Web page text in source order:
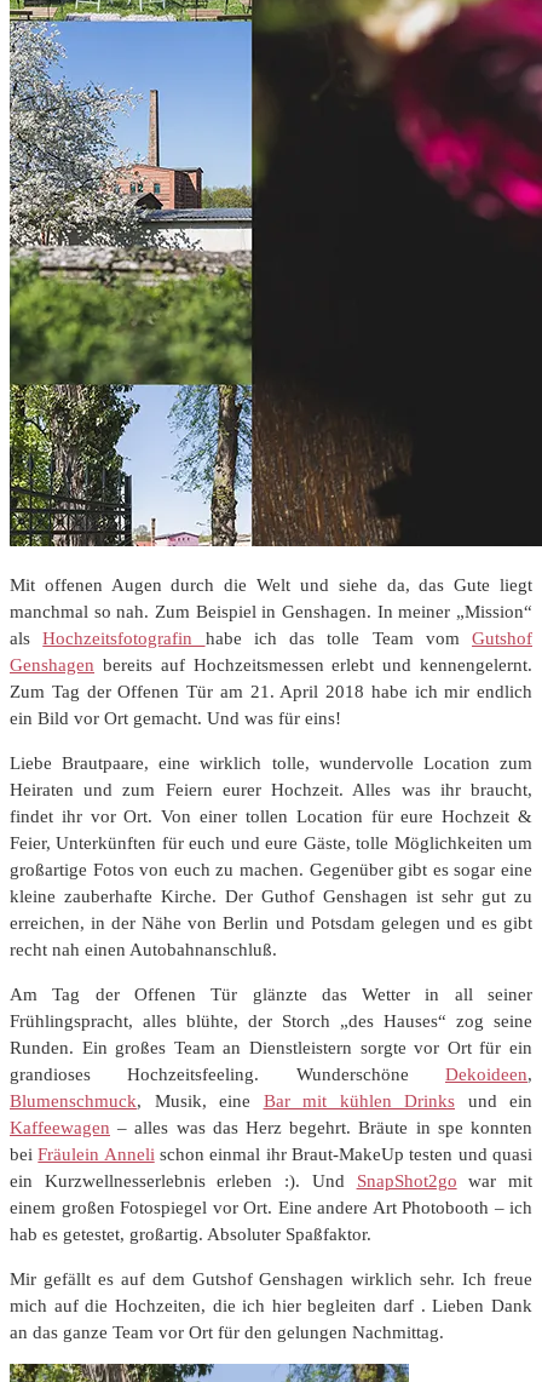
Mit offenen Augen durch die Welt und siehe da, das Gute liegt
manchmal so nah. Zum Beispiel in Genshagen. In meiner „Mission“
alsHochzeitsfotografin habe ich das tolle Team vom Gutshof
Genshagen bereits auf Hochzeitsmessen erlebt und kennengelernt.
Zum Tag der Offenen Tür am 21. April 2018 habe ich mir endlich
ein Bild vor Ort gemacht. Und was für eins!
Liebe Brautpaare, eine wirklich tolle, wundervolle Location zum
Heiraten und zum Feiern eurer Hochzeit. Alles was ihr braucht,
findet ihr vor Ort. Von einer tollen Location für eure Hochzeit &
Feier, Unterkünften für euch und eure Gäste, tolle Möglichkeiten um
großartige Fotos von euch zu machen. Gegenüber gibt es sogar eine
kleine zauberhafte Kirche. Der Guthof Genshagen ist sehr gut zu
erreichen, in der Nähe von Berlin und Potsdam gelegen und es gibt
recht nah einen Autobahnanschluß.
Am Tag der Offenen Tür glänzte das Wetter in all seiner
Frühlingspracht, alles blühte, der Storch „des Hauses“ zog seine
Runden. Ein großes Team an Dienstleistern sorgte vor Ort für ein
grandioses Hochzeitsfeeling. Wunderschöne Dekoideen,
Blumenschmuck, Musik, eine Bar mit kühlen Drinks und ein
Kaffeewagen – alles was das Herz begehrt. Bräute in spe konnten
beiFräulein Anneli schon einmal ihr Braut-MakeUp testen und quasi
ein Kurzwellnesserlebnis erleben :). Und SnapShot2go war mit
einem großen Fotospiegel vor Ort. Eine andere Art Photobooth – ich
hab es getestet, großartig. Absoluter Spaßfaktor.
Mir gefällt es auf dem Gutshof Genshagen wirklich sehr. Ich freue
mich auf die Hochzeiten, die ich hier begleiten darf . Lieben Dank
an das ganze Team vor Ort für den gelungen Nachmittag.